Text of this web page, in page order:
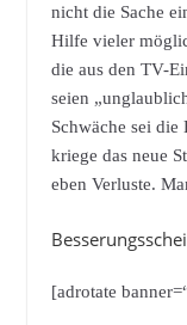
nicht die Sache
Hilfe vieler
die aus den TV-
seien
Schwäche sei die
kriege das neue
eben Verluste.
[adrotate